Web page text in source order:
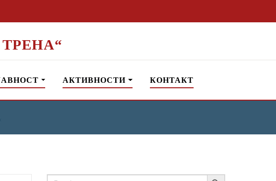
АКТИВНОСТИ КОНТАКТ
Search
Search Button